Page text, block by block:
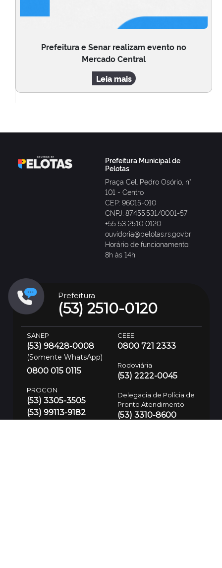
Prefeitura e Senar realizam evento no
Mercado Central
Leia mais
Prefeitura Municipal de
Pelotas
Praça Cel. Pedro Osório, n°
101 - Centro
CEP: 96015-010
CNPJ: 87.455.531/0001-57
+55 53 2510 0120
ouvidoria@pelotas.rs.gov.br
Horário de funcionamento:
8h às 14h
Prefeitura
(53) 2510-0120
SANEP
(53) 98428-0008
(Somente WhatsApp)
0800 015 0115
PROCON
(53) 3305-3505
(53) 99113-9182
CEEE
0800 721 2333
Rodoviária
(53) 2222-0045
Delegacia de Polícia de
Pronto Atendimento
(53) 3310-8600